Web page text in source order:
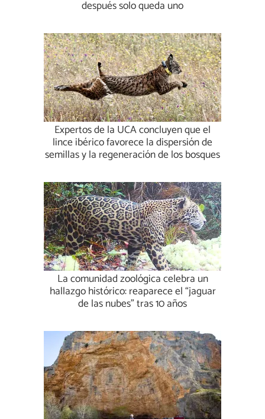
después solo queda uno
Expertos de la UCA concluyen que el
lince ibérico favorece la dispersión de
semillas y la regeneración de los bosques
La comunidad zoológica celebra un
hallazgo histórico: reaparece el “jaguar
de las nubes” tras 10 años